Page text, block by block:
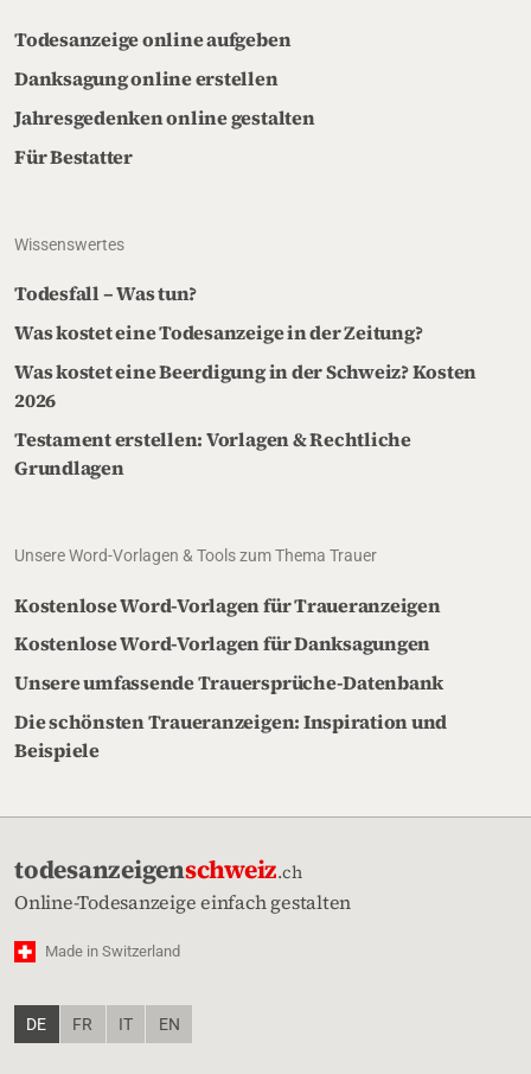
Todesanzeige online aufgeben
Danksagung online erstellen
Jahresgedenken online gestalten
Für Bestatter
Wissenswertes
Todesfall – Was tun?
Was kostet eine Todesanzeige in der Zeitung?
Was kostet eine Beerdigung in der Schweiz? Kosten
2026
Testament erstellen: Vorlagen & Rechtliche
Grundlagen
Unsere Word-Vorlagen & Tools zum Thema Trauer
Kostenlose Word-Vorlagen für Traueranzeigen
Kostenlose Word-Vorlagen für Danksagungen
Unsere umfassende Trauersprüche-Datenbank
Die schönsten Traueranzeigen: Inspiration und
Beispiele
todesanzeigenschweiz.ch
Online-Todesanzeige einfach gestalten
Made in Switzerland
DE FR IT EN